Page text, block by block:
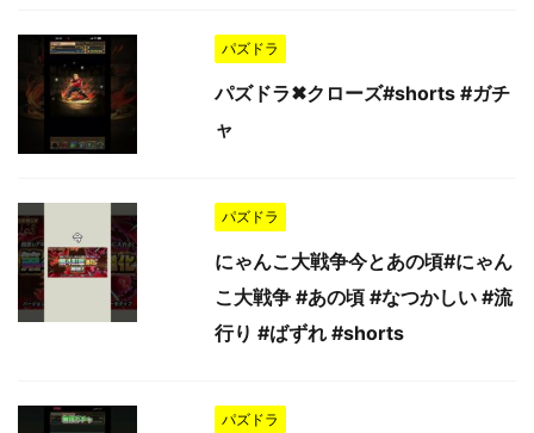
パズドラ
パズドラ✖︎クローズ#shorts #ガチ
ャ
パズドラ
にゃんこ大戦争今とあの頃#にゃん
こ大戦争 #あの頃 #なつかしい #流
行り #ばずれ #shorts
パズドラ